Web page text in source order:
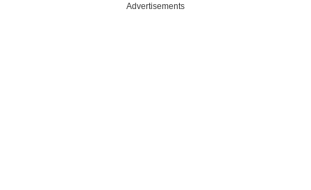
Advertisements